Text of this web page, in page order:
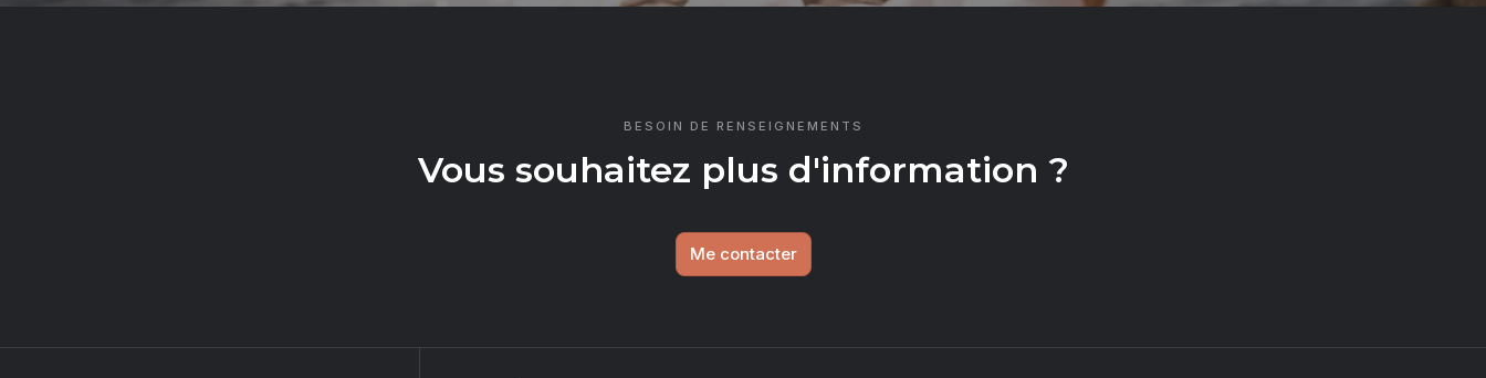
BESOIN DE RENSEIGNEMENTS
Vous souhaitez plus d'information ?
Me contacter
CONTACT